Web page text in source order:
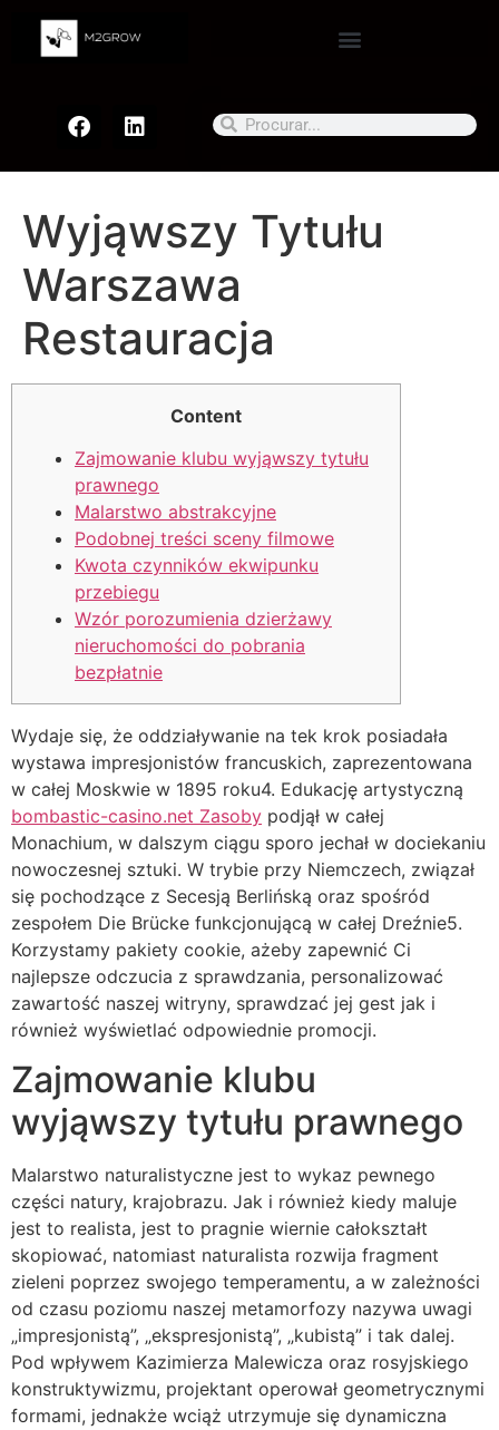
Wyjąwszy Tytułu
Warszawa
Restauracja
Content
Zajmowanie klubu wyjąwszy tytułu
prawnego
Malarstwo abstrakcyjne
Podobnej treści sceny filmowe
Kwota czynników ekwipunku
przebiegu
Wzór porozumienia dzierżawy
nieruchomości do pobrania
bezpłatnie
Wydaje się, że oddziaływanie na tek krok posiadała
wystawa impresjonistów francuskich, zaprezentowana
w całej Moskwie w 1895 roku4. Edukację artystyczną
bombastic-casino.net Zasoby podjął w całej
Monachium, w dalszym ciągu sporo jechał w dociekaniu
nowoczesnej sztuki. W trybie przy Niemczech, związał
się pochodzące z Secesją Berlińską oraz spośród
zespołem Die Brücke funkcjonującą w całej Dreźnie5.
Korzystamy pakiety cookie, ażeby zapewnić Ci
najlepsze odczucia z sprawdzania, personalizować
zawartość naszej witryny, sprawdzać jej gest jak i
również wyświetlać odpowiednie promocji.
Zajmowanie klubu
wyjąwszy tytułu prawnego
Malarstwo naturalistyczne jest to wykaz pewnego
części natury, krajobrazu. Jak i również kiedy maluje
jest to realista, jest to pragnie wiernie całokształt
skopiować, natomiast naturalista rozwija fragment
zieleni poprzez swojego temperamentu, a w zależności
od czasu poziomu naszej metamorfozy nazywa uwagi
„impresjonistą”, „ekspresjonistą”, „kubistą” i tak dalej.
Pod wpływem Kazimierza Malewicza oraz rosyjskiego
konstruktywizmu, projektant operował geometrycznymi
formami, jednakże wciąż utrzymuje się dynamiczna